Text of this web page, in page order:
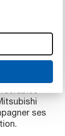
PTFE et
dans les
la
fluorés
ses